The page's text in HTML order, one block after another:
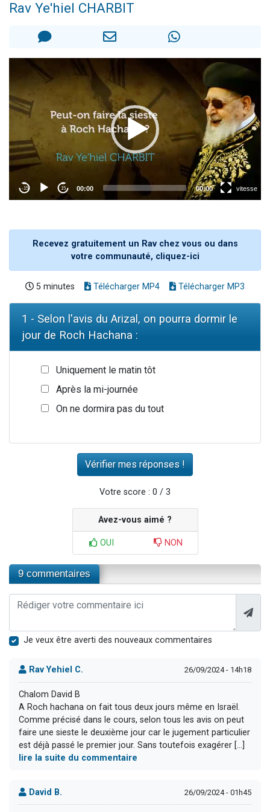
3 personnes viennent de faire un don pour Diane, 80 ans, dans un appartement insalubre
5 personnes viennent de faire un don pour Reloger Rivka, 6 enfants, victime de violences...
Rav Ye'hiel CHARBIT
Recevez gratuitement un Rav chez vous ou dans
votre communauté, cliquez-ici
5 minutes Télécharger MP4 Télécharger MP3
1 - Selon l'avis du Arizal, on pourra dormir le
jour de Roch Hachana :
Uniquement le matin tôt
Après la mi-journée
On ne dormira pas du tout
Votre score : 0 / 3
Avez-vous aimé ?
OUI NON
9 commentaires
Je veux être averti des nouveaux commentaires
Rav Yehiel C. 26/09/2024 - 14h18
Chalom David B
A Roch hachana on fait tous deux jours même en Israël.
Comme précisé dans le cours, selon tous les avis on peut
faire une sieste le deuxième jour car le jugement particulier
est déjà passé le premier jour. Sans toutefois exagérer [...]
lire la suite du commentaire
David B. 26/09/2024 - 01h45